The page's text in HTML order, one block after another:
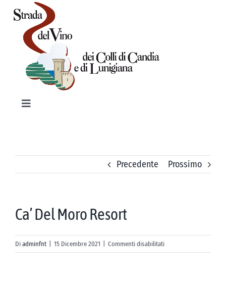
Salta
contenuto
Toggle
Precedente Prossimo
Ca’ Del Moro Resort
Di adminfnt 15 Dicembre 2021 Commenti disabilitatisu
Ca’